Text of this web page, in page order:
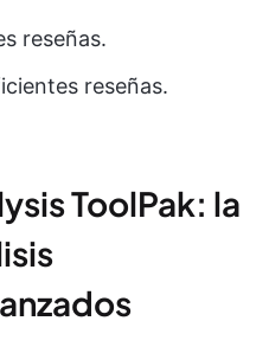
reseñas.
reseñas.
ToolPak: la